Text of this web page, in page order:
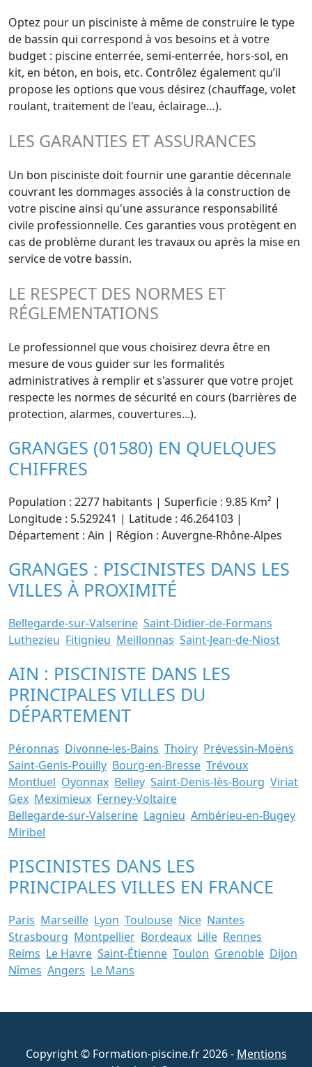
Optez pour un pisciniste à même de construire le type
de bassin qui correspond à vos besoins et à votre
budget : piscine enterrée, semi-enterrée, hors-sol, en
kit, en béton, en bois, etc. Contrôlez également qu’il
propose les options que vous désirez (chauffage, volet
roulant, traitement de l'eau, éclairage…).
LES GARANTIES ET ASSURANCES
Un bon pisciniste doit fournir une garantie décennale
couvrant les dommages associés à la construction de
votre piscine ainsi qu'une assurance responsabilité
civile professionnelle. Ces garanties vous protègent en
cas de problème durant les travaux ou après la mise en
service de votre bassin.
LE RESPECT DES NORMES ET
RÉGLEMENTATIONS
Le professionnel que vous choisirez devra être en
mesure de vous guider sur les formalités
administratives à remplir et s'assurer que votre projet
respecte les normes de sécurité en cours (barrières de
protection, alarmes, couvertures...).
GRANGES (01580) EN QUELQUES
CHIFFRES
Population : 2277 habitants | Superficie : 9.85 Km² |
Longitude : 5.529241 | Latitude : 46.264103 |
Département : Ain | Région : Auvergne-Rhône-Alpes
GRANGES : PISCINISTES DANS LES
VILLES À PROXIMITÉ
Bellegarde-sur-Valserine Saint-Didier-de-Formans
Luthezieu Fitignieu Meillonnas Saint-Jean-de-Niost
AIN : PISCINISTE DANS LES
PRINCIPALES VILLES DU
DÉPARTEMENT
Péronnas Divonne-les-Bains Thoiry Prévessin-Moëns
Saint-Genis-Pouilly Bourg-en-Bresse Trévoux
Montluel Oyonnax Belley Saint-Denis-lès-Bourg Viriat
Gex Meximieux Ferney-Voltaire
Bellegarde-sur-Valserine Lagnieu Ambérieu-en-Bugey
Miribel
PISCINISTES DANS LES
PRINCIPALES VILLES EN FRANCE
Paris Marseille Lyon Toulouse Nice Nantes
Strasbourg Montpellier Bordeaux Lille Rennes
Reims Le Havre Saint-Étienne Toulon Grenoble Dijon
Nîmes Angers Le Mans
Copyright © Formation-piscine.fr 2026 - Mentions